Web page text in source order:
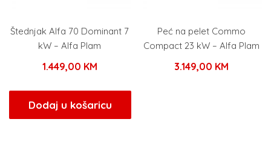
Štednjak Alfa 70 Dominant 7
kW – Alfa Plam
1.449,00 KM
Dodaj u košaricu
Peć na pelet Commo
Compact 23 kW – Alfa Plam
3.149,00 KM